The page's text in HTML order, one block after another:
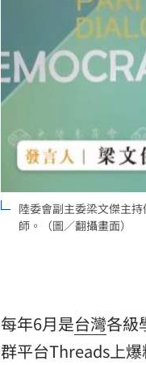
陸委會副主委梁文傑主
師。（圖／翻攝畫面）
每年6月是台灣各級
群平台Threads上